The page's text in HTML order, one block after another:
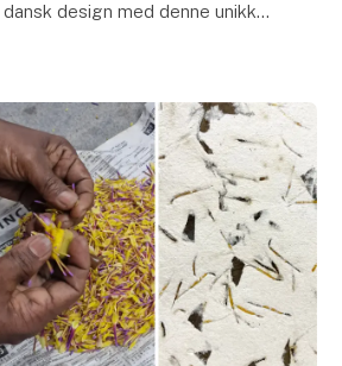
design med denne unikke